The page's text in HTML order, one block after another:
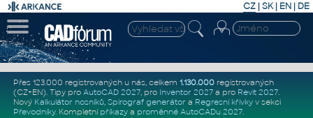
CZ | SK| EN | DE
Přes 123.000 registrovaných u nás, celkem 1.130.000registrovaných
(CZ+EN). Tipy pro AutoCAD 2027, pro Inventor 2027a pro Revit 2027.
Nový Kalkulátor nosníků, Spirograf generátor a Regresní křivkyv sekci
Převodníky. Kompletní příkazya proměnné AutoCADu 2027.